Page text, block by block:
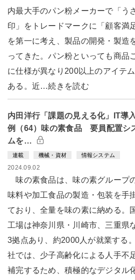
内最大手のパン粉メーカーで「う
印」をトレードマークに「顧客満
を第一に考え、製品の開発・製造
ってきた。パン粉といっても商品
に仕様が異なり200以上のアイテ
ある。近…続きを読む
内田洋行「課題の見える化」IT導
例（64）味の素食品 要員配置シ
ムを…
連載 機械・資材 情報システム
2024.09.02
味の素食品は、味の素グループ
味料や加工食品の製造・包装を手
ており、全量を味の素に納める。
工場は神奈川県・川崎市、三重県
3拠点あり、約2000人が就業する
社では、少子高齢化による人手不
補完するため、積極的なデジタル